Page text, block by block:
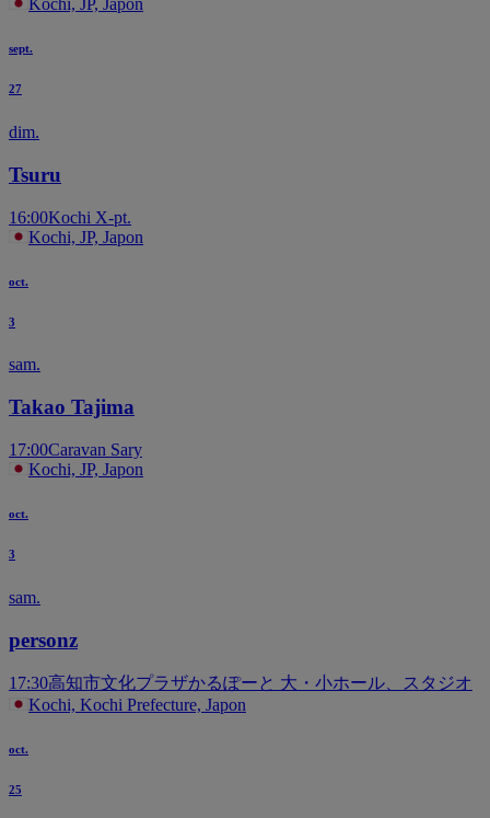
Kochi, JP, Japon
sept.
27
dim.
Tsuru
16:00Kochi X-pt.
Kochi, JP, Japon
oct.
3
sam.
Takao Tajima
17:00Caravan Sary
Kochi, JP, Japon
oct.
3
sam.
personz
17:30高知市文化プラザかるぽーと 大・小ホール、スタジオ
Kochi, Kochi Prefecture, Japon
oct.
25